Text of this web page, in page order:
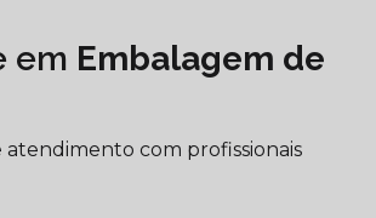
em Embalagem de
atendimento com profissionais